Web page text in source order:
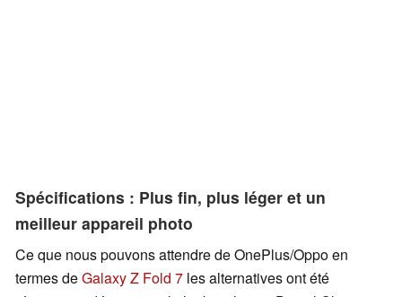
Spécifications : Plus fin, plus léger et un
meilleur appareil photo
Ce que nous pouvons attendre de OnePlus/Oppo en
termes deGalaxy Z Fold 7 les alternatives ont été